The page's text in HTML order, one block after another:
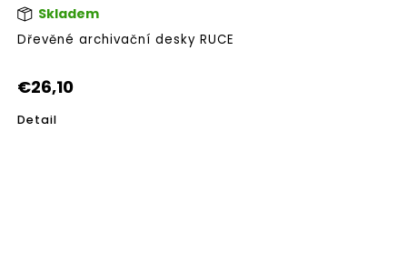
Dřevěné archivační desky RUCE
Skladem
€26,10
Detail